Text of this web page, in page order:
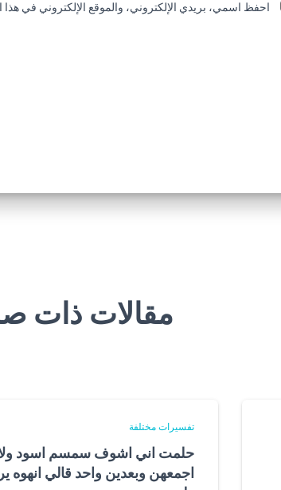
احفظ اسمي، بريدي الإلكتروني، والموقع الإلكتروني في هذا
مقالات ذات
تفسيرات مختلفة
حلمت اني اشوف سمسم اسود
اجمعهن وبعدين واحد قالي انهوه